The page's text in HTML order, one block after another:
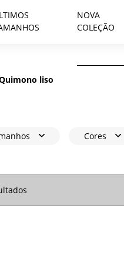
NOVA
COLEÇÃO
liso
Cores